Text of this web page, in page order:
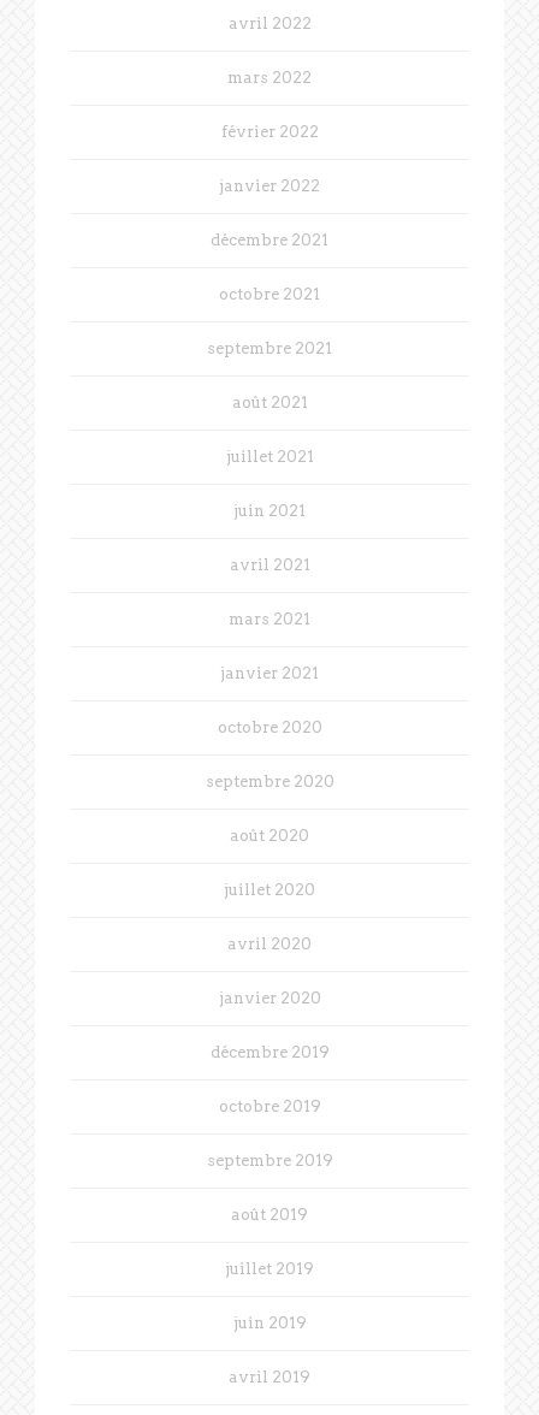
avril 2022
mars 2022
février 2022
janvier 2022
décembre 2021
octobre 2021
septembre 2021
août 2021
juillet 2021
juin 2021
avril 2021
mars 2021
janvier 2021
octobre 2020
septembre 2020
août 2020
juillet 2020
avril 2020
janvier 2020
décembre 2019
octobre 2019
septembre 2019
août 2019
juillet 2019
juin 2019
avril 2019